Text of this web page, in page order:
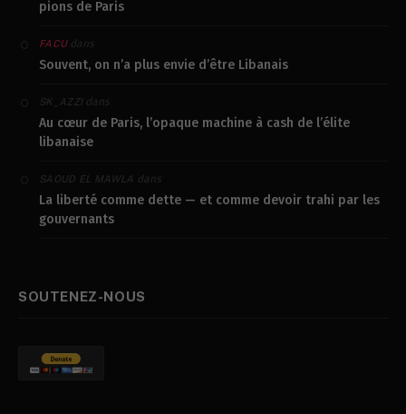
pions de Paris
FACUdans
Souvent, on n’a plus envie d’être Libanais
SK_AZZIdans
Au cœur de Paris, l’opaque machine à cash de l’élite
libanaise
SAOUD EL MAWLA dans
La liberté comme dette — et comme devoir trahi par les
gouvernants
SOUTENEZ-NOUS